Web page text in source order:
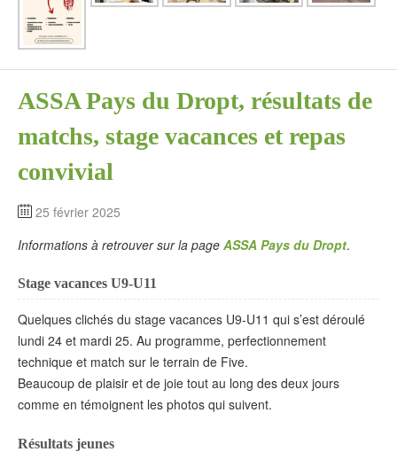
ASSA Pays du Dropt, résultats de
matchs, stage vacances et repas
convivial
25 février 2025
Informations à retrouver sur la page ASSA Pays du Dropt.
Stage vacances U9-U11
Quelques clichés du stage vacances U9-U11 qui s’est déroulé
lundi 24 et mardi 25. Au programme, perfectionnement
technique et match sur le terrain de Five.
Beaucoup de plaisir et de joie tout au long des deux jours
comme en témoignent les photos qui suivent.
Résultats jeunes